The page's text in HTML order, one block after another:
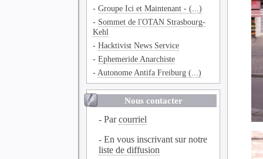
-Groupe Ici et Maintenant - (...)
- Sommet de l'OTAN Strasbourg-
Kehl
-Hacktivist News Service
-Ephemeride Anarchiste
- Autonome Antifa Freiburg (...)
Nous contacter
- Parcourriel
- En vous inscrivant sur notre
liste de diffusion